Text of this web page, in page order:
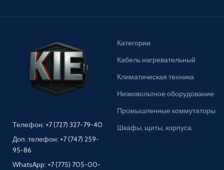
Телефон: +7 (727) 327-79-40
Доп. телефон: +7 (747) 259-
95-86
WhatsApp: +7 (775) 705-00-
Категории
Кабель нагревательный
Климатическая техника
Низковольтное оборудование
Промышленные коммутаторы
Шкафы, щиты, корпуса